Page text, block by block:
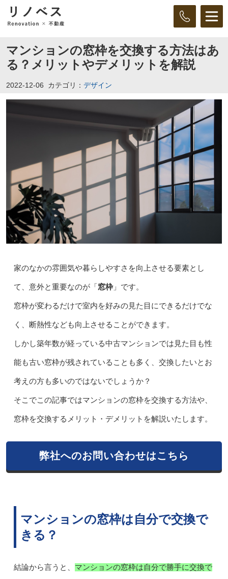
マンションの窓枠を交換する方法はあ
る？メリットやデメリットを解説
2022-12-06 カテゴリ： デザイン
家のなかの雰囲気や暮らしやすさを向上させる要素とし
て、意外と重要なのが「窓枠」です。
窓枠が変わるだけで室内を好みの見た目にできるだけでな
く、断熱性なども向上させることができます。
しかし築年数が経っている中古マンションでは見た目も性
能も古い窓枠が残されていることも多く、交換したいとお
考えの方も多いのではないでしょうか？
そこでこの記事ではマンションの窓枠を交換する方法や、
窓枠を交換するメリット・デメリットを解説いたします。
弊社へのお問い合わせはこちら
マンションの窓枠は自分で交換で
きる？
結論から言うと、 マンションの窓枠は自分で勝手に交換で